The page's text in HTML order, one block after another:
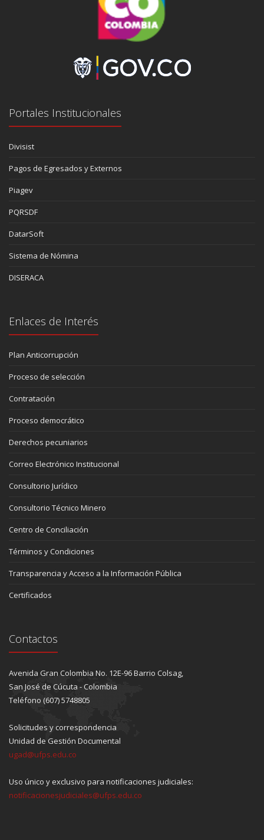
Portales Institucionales
Divisist
Pagos de Egresados y Externos
Piagev
PQRSDF
DatarSoft
Sistema de Nómina
DISERACA
Enlaces de Interés
Plan Anticorrupción
Proceso de selección
Contratación
Proceso democrático
Derechos pecuniarios
Correo Electrónico Institucional
Consultorio Jurídico
Consultorio Técnico Minero
Centro de Conciliación
Términos y Condiciones
Transparencia y Acceso a la Información Pública
Certificados
Contactos
Avenida Gran Colombia No. 12E-96 Barrio Colsag,
San José de Cúcuta - Colombia
Teléfono (607) 5748805
Solicitudes y correspondencia
Unidad de Gestión Documental
ugad@ufps.edu.co
Uso único y exclusivo para notificaciones judiciales:
notificacionesjudiciales@ufps.edu.co